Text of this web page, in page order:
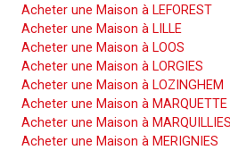
Acheter une Maison à LEFOREST
Acheter une Maison à LILLE
Acheter une Maison à LOOS
Acheter une Maison à LORGIES
Acheter une Maison à LOZINGHEM
Acheter une Maison à MARQUETTE
Acheter une Maison à MARQUILLIES
Acheter une Maison à MERIGNIES